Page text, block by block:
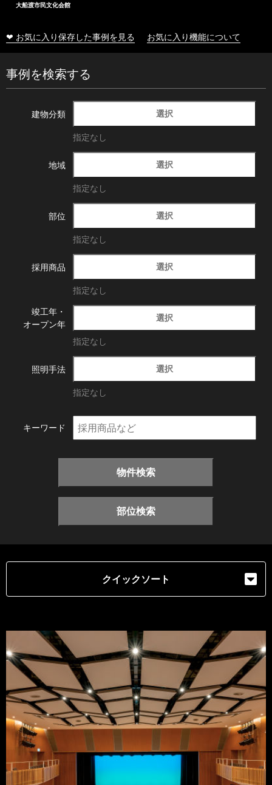
大船渡市民文化会館
❤ お気に入り保存した事例を見る お気に入り機能について
事例を検索する
建物分類 選択
指定なし
地域 選択
指定なし
部位 選択
指定なし
採用商品 選択
指定なし
竣工年・
オープン年
選択
指定なし
照明手法 選択
指定なし
キーワード
物件検索
部位検索
クイックソート